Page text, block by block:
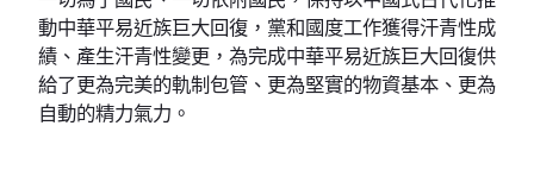
動中華平易近族巨大回復，黨和國度工作獲得汗青性成
績、產生汗青性變更，為完成中華平易近族巨大回復供
給了更為完美的軌制包管、更為堅實的物資基本、更為
自動的精力氣力。